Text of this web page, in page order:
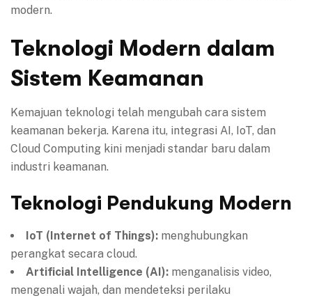
modern.
Teknologi Modern dalam
Sistem Keamanan
Kemajuan teknologi telah mengubah cara sistem
keamanan bekerja. Karena itu, integrasi AI, IoT, dan
Cloud Computing kini menjadi standar baru dalam
industri keamanan.
Teknologi Pendukung Modern
IoT (Internet of Things): menghubungkan
perangkat secara cloud.
Artificial Intelligence (AI): menganalisis video,
mengenali wajah, dan mendeteksi perilaku